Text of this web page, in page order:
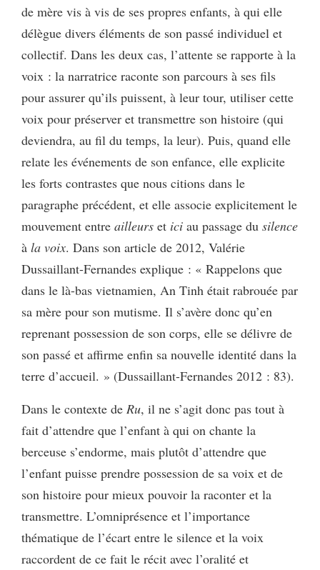
de mère vis à vis de ses propres enfants, à qui elle
délègue divers éléments de son passé individuel et
collectif. Dans les deux cas, l’attente se rapporte à la
voix : la narratrice raconte son parcours à ses fils
pour assurer qu’ils puissent, à leur tour, utiliser cette
voix pour préserver et transmettre son histoire (qui
deviendra, au fil du temps, la leur). Puis, quand elle
relate les événements de son enfance, elle explicite
les forts contrastes que nous citions dans le
paragraphe précédent, et elle associe explicitement le
mouvement entre ailleurs et ici au passage du silence
à la voix. Dans son article de 2012, Valérie
Dussaillant-Fernandes explique : « Rappelons que
dans le là-bas vietnamien, An Tinh était rabrouée par
sa mère pour son mutisme. Il s’avère donc qu’en
reprenant possession de son corps, elle se délivre de
son passé et affirme enfin sa nouvelle identité dans la
terre d’accueil. » (Dussaillant-Fernandes 2012 : 83).
Dans le contexte de Ru, il ne s’agit donc pas tout à
fait d’attendre que l’enfant à qui on chante la
berceuse s’endorme, mais plutôt d’attendre que
l’enfant puisse prendre possession de sa voix et de
son histoire pour mieux pouvoir la raconter et la
transmettre. L’omniprésence et l’importance
thématique de l’écart entre le silence et la voix
raccordent de ce fait le récit avec l’oralité et